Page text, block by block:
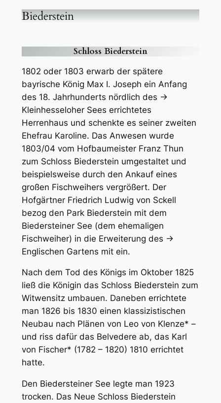
Biederstein
Schloss Biederstein
1802 oder 1803 erwarb der spätere
bayrische König Max I. Joseph ein Anfang
des 18. Jahrhunderts nördlich des →
Kleinhesseloher Sees errichtetes
Herrenhaus und schenkte es seiner zweiten
Ehefrau Karoline. Das Anwesen wurde
1803/04 vom Hofbaumeister Franz Thun
zum Schloss Biederstein umgestaltet und
beispielsweise durch den Ankauf eines
großen Fischweihers vergrößert. Der
Hofgärtner Friedrich Ludwig von Sckell
bezog den Park Biederstein mit dem
Biedersteiner See (dem ehemaligen
Fischweiher) in die Erweiterung des →
Englischen Gartens mit ein.
Nach dem Tod des Königs im Oktober 1825
ließ die Königin das Schloss Biederstein zum
Witwensitz umbauen. Daneben errichtete
man 1826 bis 1830 einen klassizistischen
Neubau nach Plänen von Leo von Klenze* –
und riss dafür das Belvedere ab, das Karl
von Fischer* (1782 – 1820) 1810 errichtet
hatte.
Den Biedersteiner See legte man 1923
trocken. Das Neue Schloss Biederstein